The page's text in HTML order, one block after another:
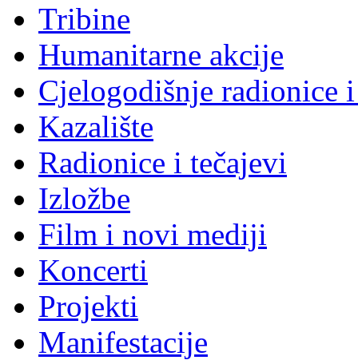
Tribine
Humanitarne akcije
Cjelogodišnje radionice
Kazalište
Radionice i tečajevi
Izložbe
Film i novi mediji
Koncerti
Projekti
Manifestacije